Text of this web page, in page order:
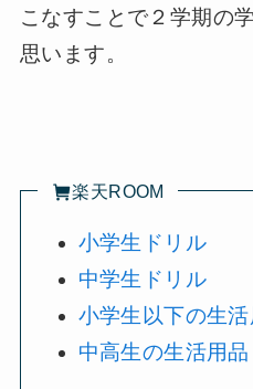
こなすことで２学期の
思います。
楽天ROOM
小学生ドリル
中学生ドリル
小学生以下の生活
中高生の生活用品